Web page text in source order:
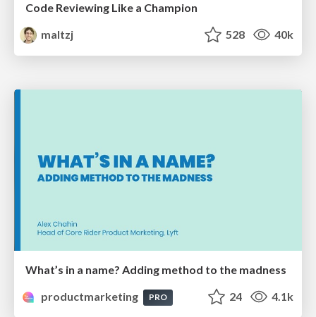
Code Reviewing Like a Champion
maltzj
528 40k
What’s in a name? Adding method to the madness
productmarketing
PRO 24 4.1k